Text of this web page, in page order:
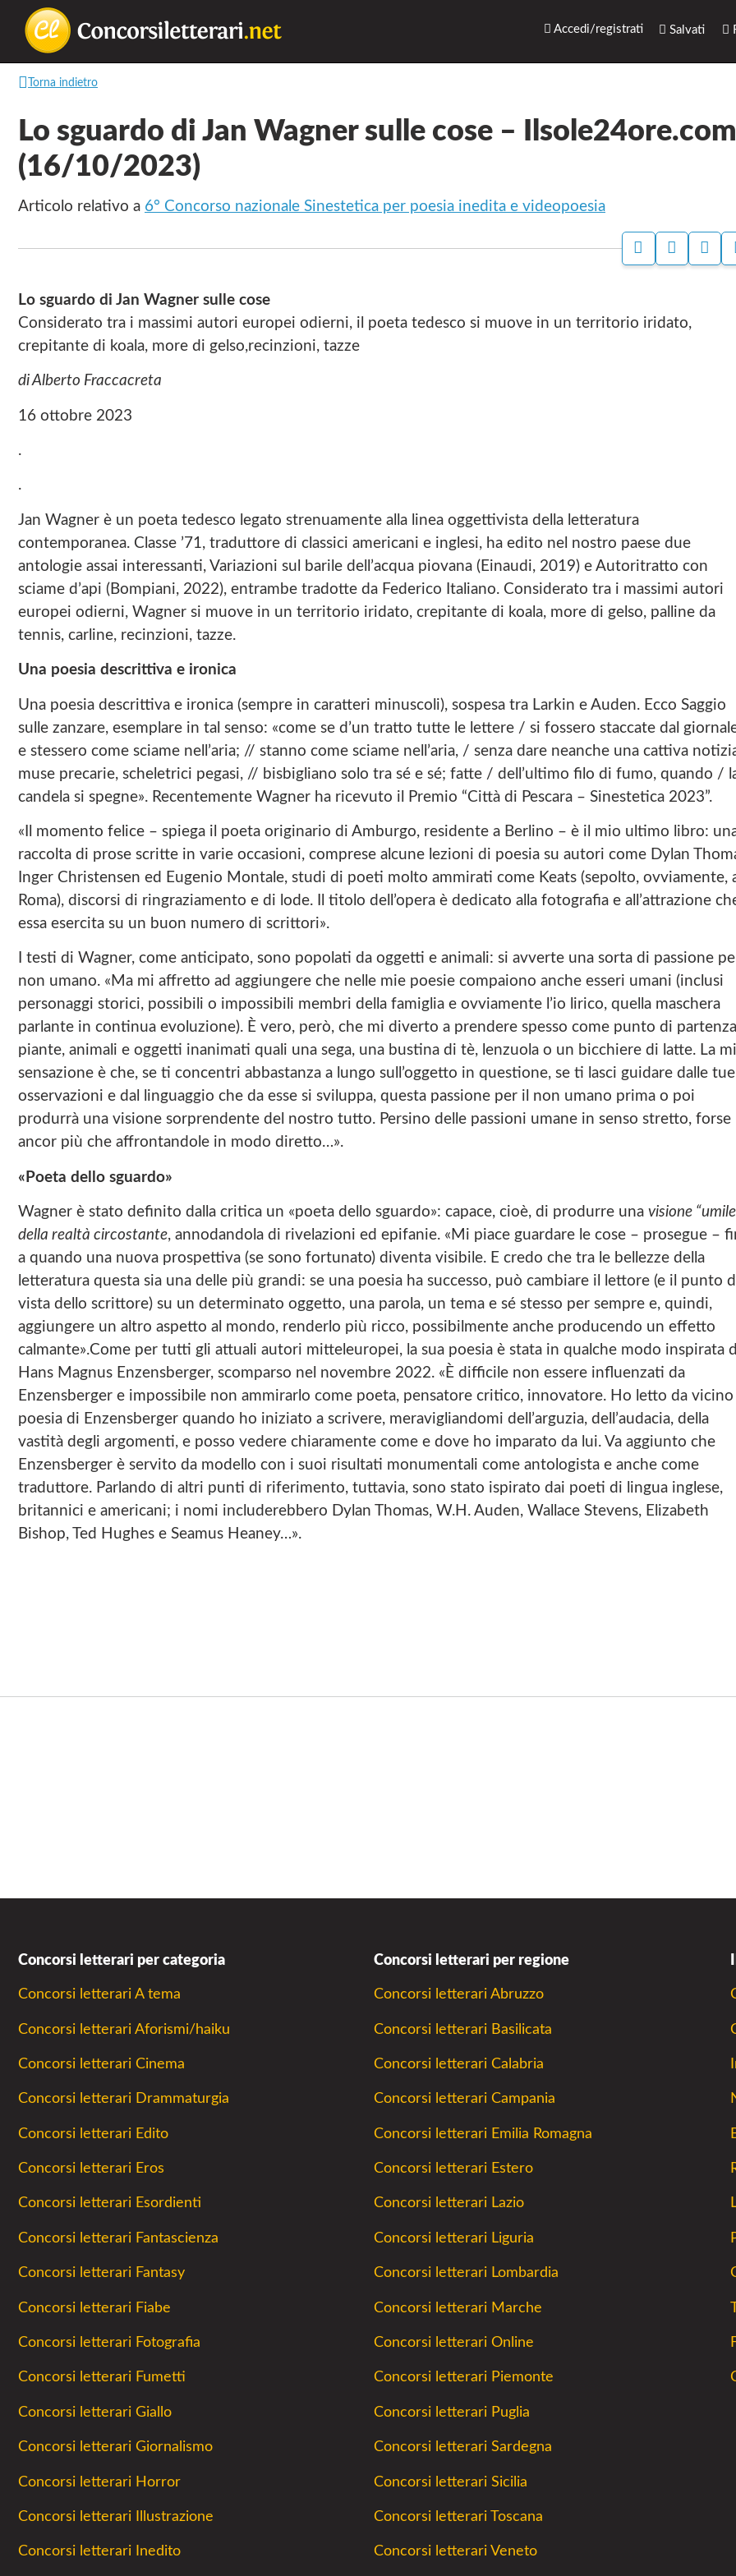
non
permette
di
camminare,
ma
Accedi/registrati Salvati
Torna indietro
Lo sguardo di Jan Wagner sulle cose – Ilsole24ore.com
(16/10/2023)
Articolo relativo a 6° Concorso nazionale Sinestetica per poesia inedita e videopoesia
T
A
A
A
.
S
.
M
I
R
I
Lo sguardo di Jan Wagner sulle cose
Considerato tra i massimi autori europei odierni, il poeta tedesco si muove in un territorio iridato,
crepitante di koala, more di gelso,recinzioni, tazze
di Alberto Fraccacreta
16 ottobre 2023
.
.
Jan Wagner è un poeta tedesco legato strenuamente alla linea oggettivista della letteratura
contemporanea. Classe ’71, traduttore di classici americani e inglesi, ha edito nel nostro paese due
antologie assai interessanti, Variazioni sul barile dell’acqua piovana (Einaudi, 2019) e Autoritratto con
sciame d’api (Bompiani, 2022), entrambe tradotte da Federico Italiano. Considerato tra i massimi autori
europei odierni, Wagner si muove in un territorio iridato, crepitante di koala, more di gelso, palline da
tennis, carline, recinzioni, tazze.
Una poesia descrittiva e ironica
Una poesia descrittiva e ironica (sempre in caratteri minuscoli), sospesa tra Larkin e Auden. Ecco Saggio
sulle zanzare, esemplare in tal senso: «come se d’un tratto tutte le lettere / si fossero staccate dal
e stessero come sciame nell’aria; // stanno come sciame nell’aria, / senza dare neanche una cattiva
muse precarie, scheletrici pegasi, // bisbigliano solo tra sé e sé; fatte / dell’ultimo filo di fumo, quando /
candela si spegne». Recentemente Wagner ha ricevuto il Premio “Città di Pescara – Sinestetica 2023”.
«Il momento felice – spiega il poeta originario di Amburgo, residente a Berlino – è il mio ultimo libro:
raccolta di prose scritte in varie occasioni, comprese alcune lezioni di poesia su autori come Dylan
Inger Christensen ed Eugenio Montale, studi di poeti molto ammirati come Keats (sepolto, ovviamente,
Roma), discorsi di ringraziamento e di lode. Il titolo dell’opera è dedicato alla fotografia e all’attrazione
essa esercita su un buon numero di scrittori».
I testi di Wagner, come anticipato, sono popolati da oggetti e animali: si avverte una sorta di passione
non umano. «Ma mi affretto ad aggiungere che nelle mie poesie compaiono anche esseri umani (inclusi
personaggi storici, possibili o impossibili membri della famiglia e ovviamente l’io lirico, quella maschera
parlante in continua evoluzione). È vero, però, che mi diverto a prendere spesso come punto di partenza
piante, animali e oggetti inanimati quali una sega, una bustina di tè, lenzuola o un bicchiere di latte. La
sensazione è che, se ti concentri abbastanza a lungo sull’oggetto in questione, se ti lasci guidare dalle tue
osservazioni e dal linguaggio che da esse si sviluppa, questa passione per il non umano prima o poi
produrrà una visione sorprendente del nostro tutto. Persino delle passioni umane in senso stretto, forse
ancor più che affrontandole in modo diretto…».
«Poeta dello sguardo»
Wagner è stato definito dalla critica un «poeta dello sguardo»: capace, cioè, di produrre una visione
della realtà circostante, annodandola di rivelazioni ed epifanie. «Mi piace guardare le cose – prosegue –
a quando una nuova prospettiva (se sono fortunato) diventa visibile. E credo che tra le bellezze della
letteratura questa sia una delle più grandi: se una poesia ha successo, può cambiare il lettore (e il punto
vista dello scrittore) su un determinato oggetto, una parola, un tema e sé stesso per sempre e, quindi,
aggiungere un altro aspetto al mondo, renderlo più ricco, possibilmente anche producendo un effetto
calmante».Come per tutti gli attuali autori mitteleuropei, la sua poesia è stata in qualche modo inspirata
Hans Magnus Enzensberger, scomparso nel novembre 2022. «È difficile non essere influenzati da
Enzensberger e impossibile non ammirarlo come poeta, pensatore critico, innovatore. Ho letto da vicino
poesia di Enzensberger quando ho iniziato a scrivere, meravigliandomi dell’arguzia, dell’audacia, della
vastità degli argomenti, e posso vedere chiaramente come e dove ho imparato da lui. Va aggiunto che
Enzensberger è servito da modello con i suoi risultati monumentali come antologista e anche come
traduttore. Parlando di altri punti di riferimento, tuttavia, sono stato ispirato dai poeti di lingua inglese,
britannici e americani; i nomi includerebbero Dylan Thomas, W.H. Auden, Wallace Stevens, Elizabeth
Bishop, Ted Hughes e Seamus Heaney…».
Concorsi letterari per categoria
Concorsi letterari A tema
Concorsi letterari Aforismi/haiku
Concorsi letterari Cinema
Concorsi letterari Drammaturgia
Concorsi letterari Edito
Concorsi letterari Eros
Concorsi letterari Esordienti
Concorsi letterari Fantascienza
Concorsi letterari Fantasy
Concorsi letterari Fiabe
Concorsi letterari Fotografia
Concorsi letterari Fumetti
Concorsi letterari Giallo
Concorsi letterari Giornalismo
Concorsi letterari Horror
Concorsi letterari Illustrazione
Concorsi letterari Inedito
Concorsi letterari per regione
Concorsi letterari Abruzzo
Concorsi letterari Basilicata
Concorsi letterari Calabria
Concorsi letterari Campania
Concorsi letterari Emilia Romagna
Concorsi letterari Estero
Concorsi letterari Lazio
Concorsi letterari Liguria
Concorsi letterari Lombardia
Concorsi letterari Marche
Concorsi letterari Online
Concorsi letterari Piemonte
Concorsi letterari Puglia
Concorsi letterari Sardegna
Concorsi letterari Sicilia
Concorsi letterari Toscana
Concorsi letterari Veneto